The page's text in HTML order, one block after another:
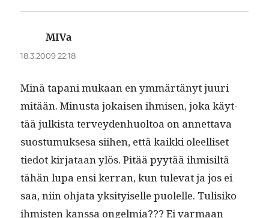
MIVa
18.3.2009 22:18
Minä tapani mukaan en ymmärtänyt juuri
mitään. Minus­ta jokaisen ihmisen, joka käyt­
tää julk­ista ter­vey­den­huoltoa on annet­ta­va
suos­tu­muk­sesa siihen, että kaik­ki oleel­liset
tiedot kir­jataan ylös. Pitää pyytää ihmisiltä
tähän lupa ensi ker­ran, kun tule­vat ja jos ei
saa, niin ohja­ta yksi­tyiselle puolelle. Tulisiko
ihmis­ten kanssa ongelmia??? Ei var­maan